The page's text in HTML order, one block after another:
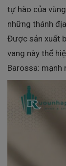
tự hào của vùng
những thánh
Được sản xuất
vang này thể
Barossa: mạnh